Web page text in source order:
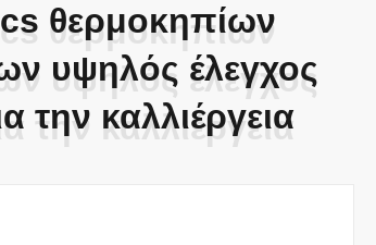
θερμοκηπίων
υψηλός έλεγχος
την καλλιέργεια
θερμοκηπίων
υψηλός έλεγχος
την καλλιέργεια